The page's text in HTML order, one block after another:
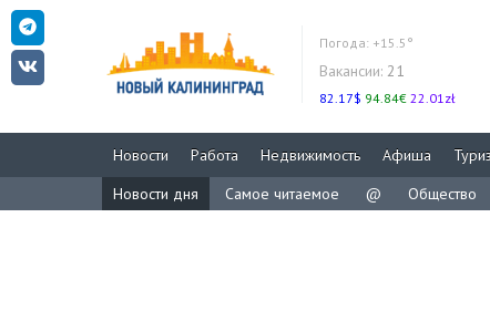
Погода: +15.5°
Вакансии: 21
82.17$ 94.84€ 22.01zł
Новости Работа Недвижимость Афиша
Новости дня
Самое читаемое @ Общество